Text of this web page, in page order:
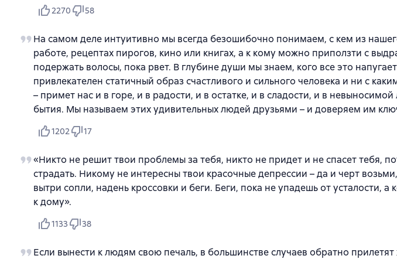
2270 58
На самом деле интуитивно мы всегда безошибочно понимаем, с кем из
работе, рецептах пирогов, кино или книгах, а к кому можно приползти с
подержать волосы, пока рвет. В глубине души мы знаем, кого все это
привлекателен статичный образ счастливого и сильного человека и ни с
– примет нас и в горе, и в радости, и в остатке, и в сладости, и в
бытия. Мы называем этих удивительных людей друзьями – и доверяем им
1202 17
«Никто не решит твои проблемы за тебя, никто не придет и не спасет тебя,
страдать. Никому не интересны твои красочные депрессии – да и черт
вытри сопли, надень кроссовки и беги. Беги, пока не упадешь от усталости,
к дому».
1133 38
Если вынести к людям свою печаль, в большинстве случаев обратно